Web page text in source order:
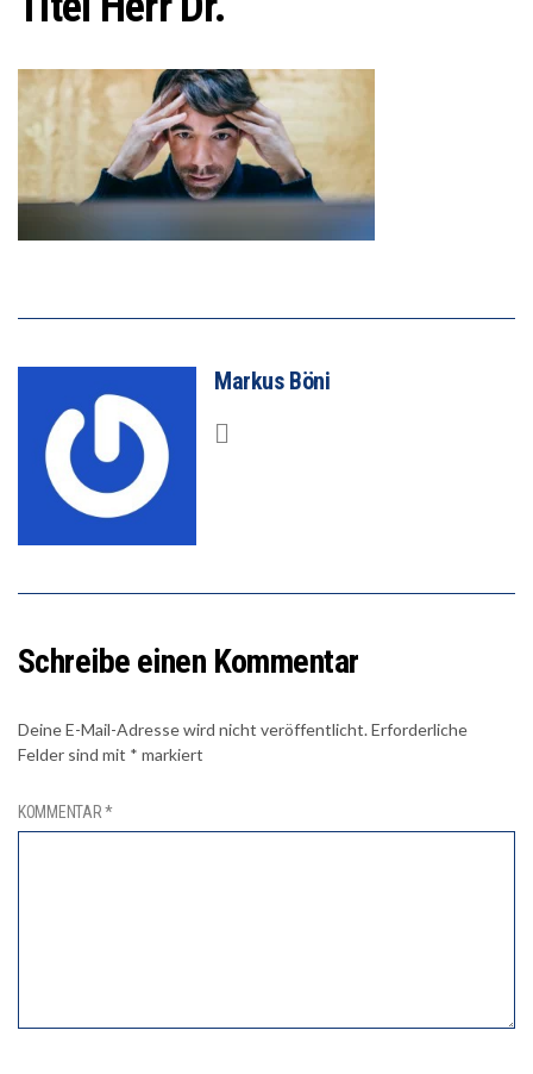
Markus Böni
Schreibe einen Kommentar
Deine E-Mail-Adresse wird nicht veröffentlicht.Erforderliche
Felder sind mit * markiert
KOMMENTAR*